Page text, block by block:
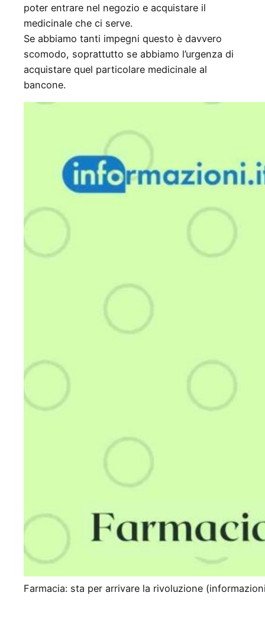
poter entrare nel negozio e acquistare il
medicinale che ci serve.
Se abbiamo tanti impegni questo è davvero
scomodo, soprattutto se abbiamo l’urgenza di
acquistare quel particolare medicinale al
bancone.
Farmacia: sta per arrivare la rivoluzione